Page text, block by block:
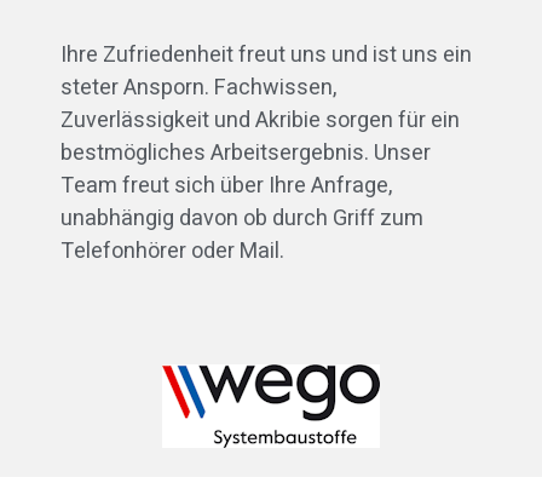
Ihre Zufriedenheit freut uns und ist uns ein
steter Ansporn. Fachwissen,
Zuverlässigkeit und Akribie sorgen für ein
bestmögliches Arbeitsergebnis. Unser
Team freut sich über Ihre Anfrage,
unabhängig davon ob durch Griff zum
Telefonhörer oder Mail.